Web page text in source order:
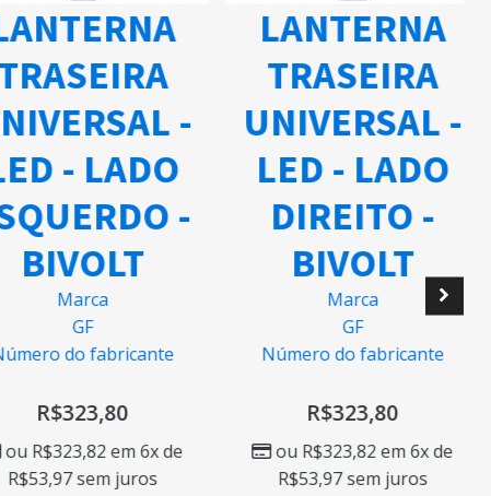
-
- LADO
-
BIVOLT
Marca
GF
do fabricante
R$323,80
R$323,82em 6x de
R$53,97sem juros
LANTERNA
TRASEIRA
UNIVERSAL -
LED - LADO
DIREITO -
BIVOLT
Marca
GF
Número do fabricante
R$323,80
ouR$323,82em 6x de
R$53,97sem juros